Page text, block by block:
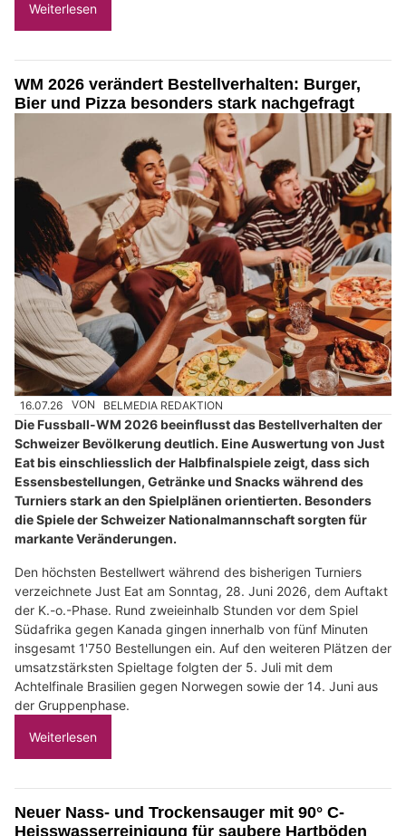
Weiterlesen
WM 2026 verändert Bestellverhalten: Burger,
Bier und Pizza besonders stark nachgefragt
16.07.26 VON BELMEDIA REDAKTION
Die Fussball-WM 2026 beeinflusst das Bestellverhalten der
Schweizer Bevölkerung deutlich. Eine Auswertung von Just
Eat bis einschliesslich der Halbfinalspiele zeigt, dass sich
Essensbestellungen, Getränke und Snacks während des
Turniers stark an den Spielplänen orientierten. Besonders
die Spiele der Schweizer Nationalmannschaft sorgten für
markante Veränderungen.
Den höchsten Bestellwert während des bisherigen Turniers
verzeichnete Just Eat am Sonntag, 28. Juni 2026, dem Auftakt
der K.-o.-Phase. Rund zweieinhalb Stunden vor dem Spiel
Südafrika gegen Kanada gingen innerhalb von fünf Minuten
insgesamt 1'750 Bestellungen ein. Auf den weiteren Plätzen der
umsatzstärksten Spieltage folgten der 5. Juli mit dem
Achtelfinale Brasilien gegen Norwegen sowie der 14. Juni aus
der Gruppenphase.
Weiterlesen
Neuer Nass- und Trockensauger mit 90° C-
Heisswasserreinigung für saubere Hartböden